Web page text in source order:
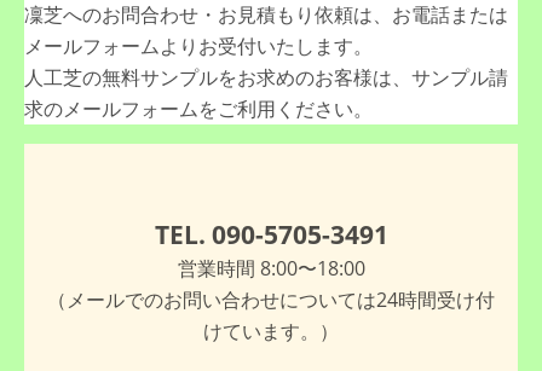
凜芝へのお問合わせ・お見積もり依頼は、お電話または
メールフォームよりお受付いたします。
人工芝の無料サンプルをお求めのお客様は、サンプル請
求のメールフォームをご利用ください。
TEL. 090-5705-3491
営業時間 8:00〜18:00
（メールでのお問い合わせについては24時間受け付
けています。）